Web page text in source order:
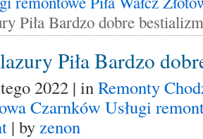
Piła Bardzo dobre
Piła Bardzo
2022 | inRemonty
Czarnków Usługi
| byzenon